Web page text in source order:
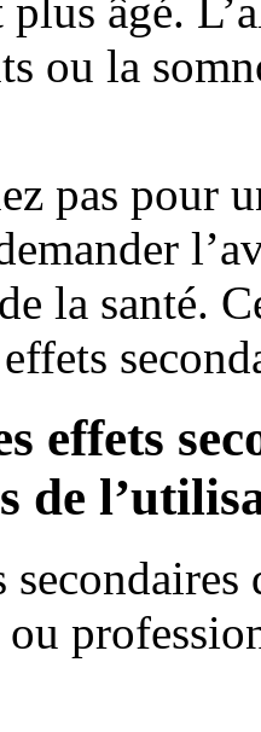
plus âgé.
ou la
pas pour
la santé.
effets
de